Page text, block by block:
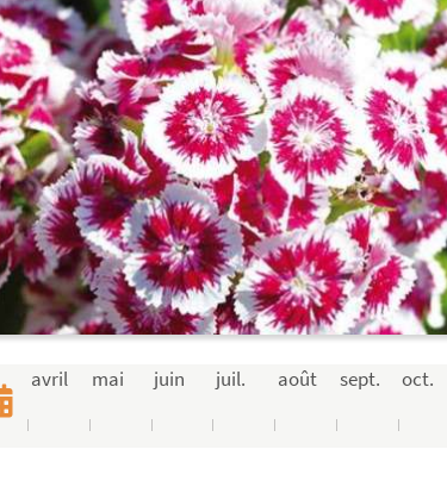
avril mai juin juil. août sept. oct.